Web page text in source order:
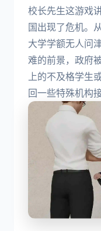
校长先生这游戏
国出现了危机。
大学学额无人问
难的前景，政府
上的不及格学生
回一些特殊机构